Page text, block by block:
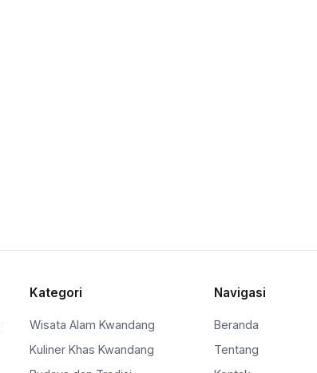
Kategori
Wisata Alam Kwandang
Kuliner Khas Kwandang
Navigasi
Beranda
Tentang